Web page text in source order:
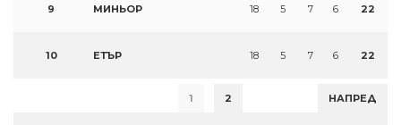
9 МИНЬОР 18 5 7 6 22
10 ЕТЪР 18 5 7 6 22
1 2 НАПРЕД